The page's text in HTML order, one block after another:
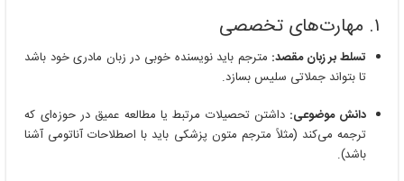
۱. مهارت‌های تخصصی
تسلط بر زبان مقصد: مترجم باید نویسنده خوبی در زبان مادری خود باشد
تا بتواند جملاتی سلیس بسازد.
دانش موضوعی: داشتن تحصیلات مرتبط یا مطالعه عمیق در حوزه‌ای که
ترجمه می‌کند (مثلاً مترجم متون پزشکی باید با اصطلاحات آناتومی آشنا
باشد).